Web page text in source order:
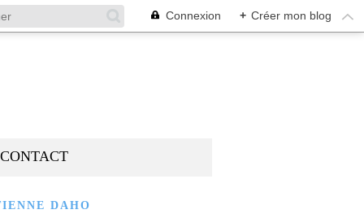
Connexion + Créer mon blog
CONTACT
DAHO